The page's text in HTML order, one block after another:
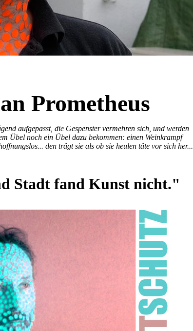
Prometheus
aufgepasst, die Gespenster vermehren sich, und werden
Übel noch ein Übel dazu bekommen: einen Weinkrampf
den trägt sie als ob sie heulen täte vor sich her...
Stadt fand Kunst nicht."